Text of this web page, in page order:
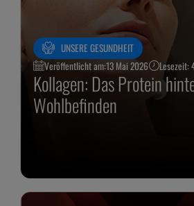
UNSERE GESUNDHEIT
Veröffentlicht am:13 Mai 2026 Lesezeit:
Kollagen: Das Protein
Wohlbefinden